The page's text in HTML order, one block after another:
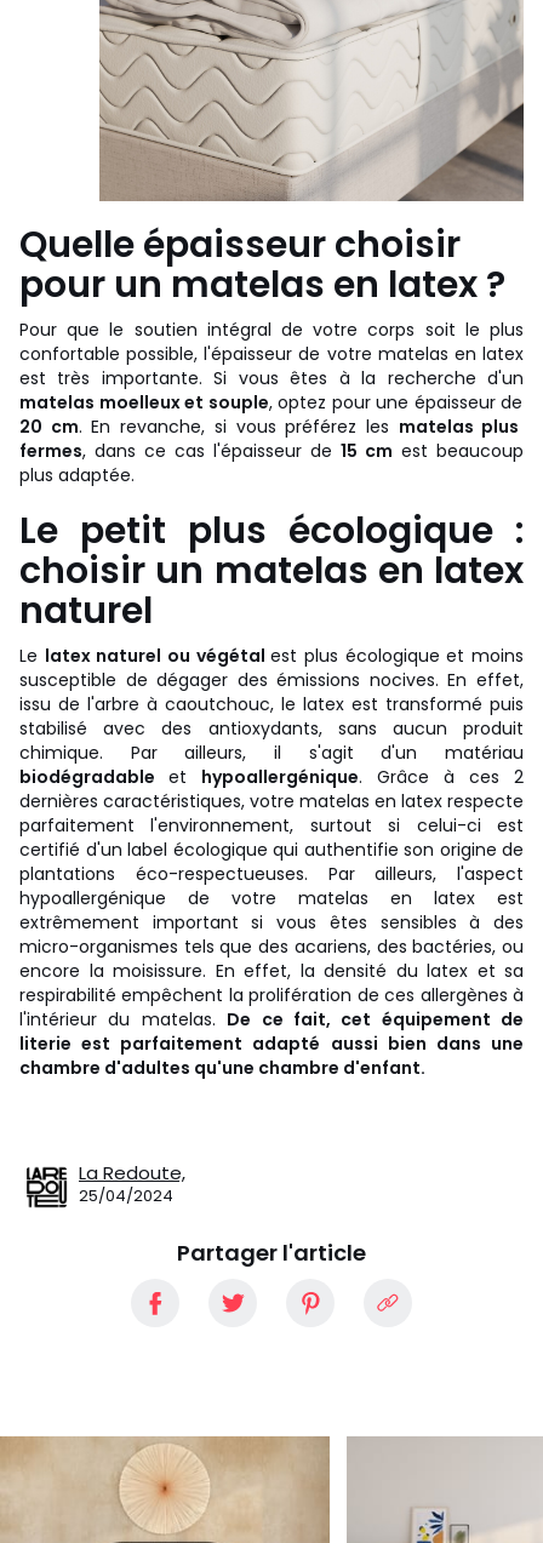
Quelle épaisseur choisir
pour un matelas en latex ?
Pour que le soutien intégral de votre corps soit le plus
confortable possible, l'épaisseur de votre matelas en latex
est très importante. Si vous êtes à la recherche d'un
matelas moelleux et souple, optez pour une épaisseur de
20 cm. En revanche, si vous préférez les matelas plus
fermes, dans ce cas l'épaisseur de 15 cm est beaucoup
plus adaptée.
Le petit plus écologique :
choisir un matelas en latex
naturel
Le latex naturel ou végétalest plus écologique et moins
susceptible de dégager des émissions nocives. En effet,
issu de l'arbre à caoutchouc, le latex est transformé puis
stabilisé avec des antioxydants, sans aucun produit
chimique. Par ailleurs, il s'agit d'un matériau
biodégradable et hypoallergénique. Grâce à ces 2
dernières caractéristiques, votre matelas en latex respecte
parfaitement l'environnement, surtout si celui-ci est
certifié d'un label écologique qui authentifie son origine de
plantations éco-respectueuses. Par ailleurs, l'aspect
hypoallergénique de votre matelas en latex est
extrêmement important si vous êtes sensibles à des
micro-organismes tels que des acariens, des bactéries, ou
encore la moisissure. En effet, la densité du latex et sa
respirabilité empêchent la prolifération de ces allergènes à
l'intérieur du matelas. De ce fait, cet équipement de
literie est parfaitement adapté aussi bien dans une
chambre d'adultes qu'une chambre d'enfant.
La Redoute,
25/04/2024
Partager l'article